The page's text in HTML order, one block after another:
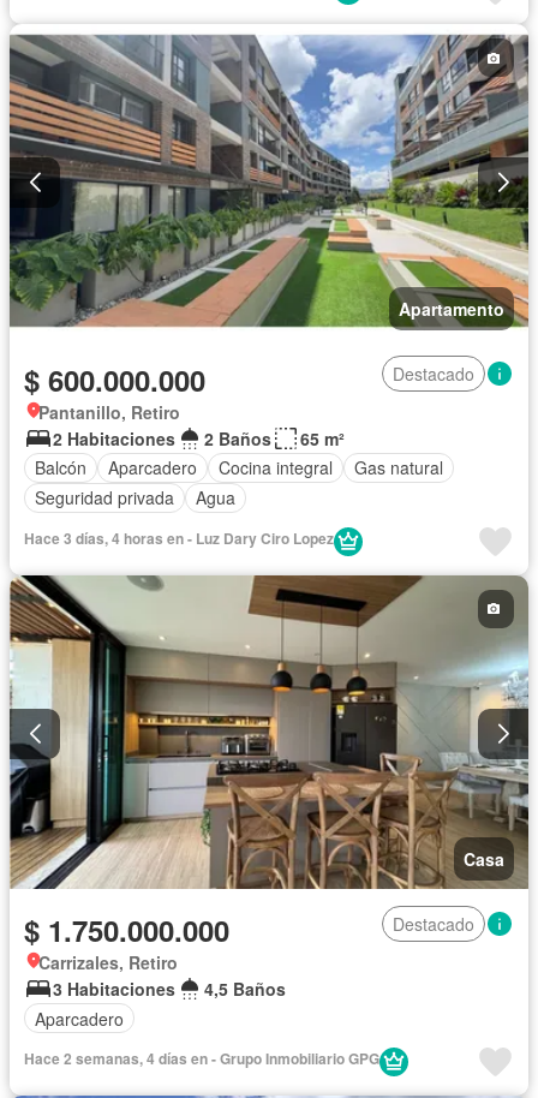
Apartamento
$ 600.000.000
Destacado
Pantanillo, Retiro
2 Habitaciones
2 Baños
65 m²
Balcón
Aparcadero Cocina integral
Gas natural
Seguridad privada
Agua
Hace 3 días, 4 horas en - Luz Dary Ciro Lopez
Casa
$ 1.750.000.000
Destacado
Carrizales, Retiro
3 Habitaciones
4,5 Baños
Aparcadero
Hace 2 semanas, 4 días en - Grupo Inmobiliario GPG